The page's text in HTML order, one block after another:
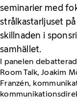
seminarier med
strålkastarljuset
skillnaden i
samhället.
I panelen
Room Talk, Joakim
Franzén,